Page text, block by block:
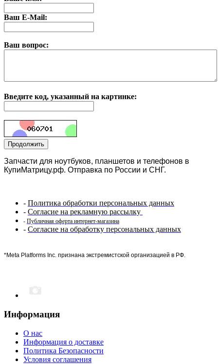
Ваш E-Mail:
Ваш вопрос:
Введите код, указанный на картинке:
Запчасти для ноутбуков, планшетов и телефонов в
КупиМатрицу.рф. Отправка по России и СНГ.
- Политика обработки персональных данных
- Согласие на рекламную рассылку
- Публичная оферта интернет-магазина
- Согласие на обработку персональных данных
*Meta Platforms Inc. признана экстремистской организацией в РФ.
Информация
О нас
Информация о доставке
Политика Безопасности
Условия соглашения